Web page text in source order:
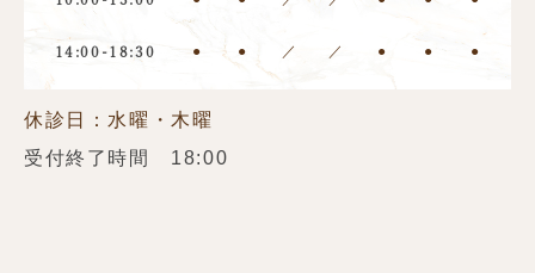
14:00-18:30 ● ● ／ ／ ● ● ●
休診日：水曜・木曜
受付終了時間 18:00